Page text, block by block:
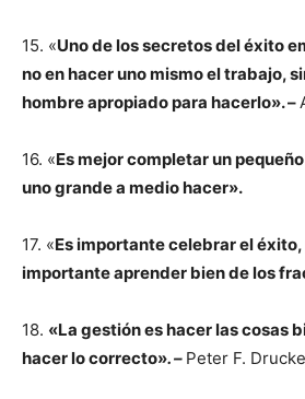
15. «Uno de los secretos del éxito
no en hacer uno mismo el trabajo,
hombre apropiado para hacerlo». –
16. «Es mejor completar un
uno grande a medio hacer».
17. «Es importante celebrar el éxito,
importante aprender bien de los
18. «La gestión es hacer las cosas
hacer lo correcto». – Peter F.